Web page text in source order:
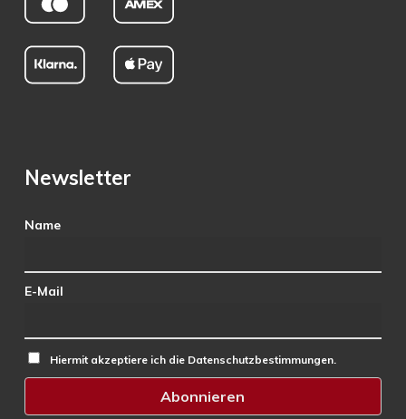
Newsletter
Name
E-Mail
Hiermit akzeptiere ich die Datenschutzbestimmungen.